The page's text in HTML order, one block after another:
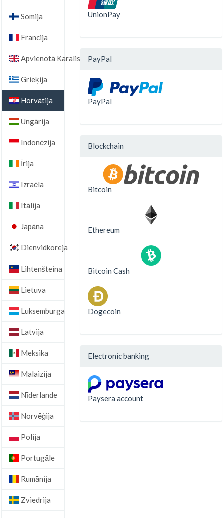
Somija
Francija
Apvienotā Karaliste
Grieķija
Horvātija
Ungārija
Indonēzija
Īrija
Izraēla
Itālija
Japāna
Dienvidkoreja
Lihtenšteina
Lietuva
Luksemburga
Latvija
Meksika
Malaizija
Nīderlande
Norvēģija
Polija
Portugāle
Rumānija
Zviedrija
UnionPay
PayPal
PayPal
Blockchain
Bitcoin
Ethereum
Bitcoin Cash
Dogecoin
Electronic banking
Paysera account